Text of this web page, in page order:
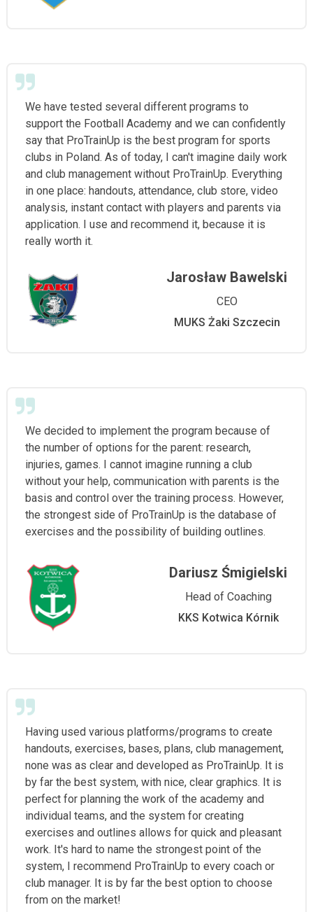
We have tested several different programs to
support the Football Academy and we can confidently
say that ProTrainUp is the best program for sports
clubs in Poland. As of today, I can't imagine daily work
and club management without ProTrainUp. Everything
in one place: handouts, attendance, club store, video
analysis, instant contact with players and parents via
application. I use and recommend it, because it is
really worth it.
Jarosław Bawelski
CEO
MUKS Żaki Szczecin
We decided to implement the program because of
the number of options for the parent: research,
injuries, games. I cannot imagine running a club
without your help, communication with parents is the
basis and control over the training process. However,
the strongest side of ProTrainUp is the database of
exercises and the possibility of building outlines.
Dariusz Śmigielski
Head of Coaching
KKS Kotwica Kórnik
Having used various platforms/programs to create
handouts, exercises, bases, plans, club management,
none was as clear and developed as ProTrainUp. It is
by far the best system, with nice, clear graphics. It is
perfect for planning the work of the academy and
individual teams, and the system for creating
exercises and outlines allows for quick and pleasant
work. It's hard to name the strongest point of the
system, I recommend ProTrainUp to every coach or
club manager. It is by far the best option to choose
from on the market!